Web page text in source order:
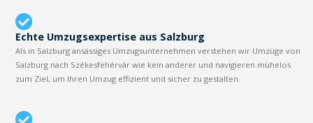
Echte Umzugsexpertise aus Salzburg
Als in Salzburg ansässiges Umzugsunternehmen verstehen wir Umzüge von
Salzburg nach Székesfehérvár wie kein anderer und navigieren mühelos
zum Ziel, um Ihren Umzug effizient und sicher zu gestalten.